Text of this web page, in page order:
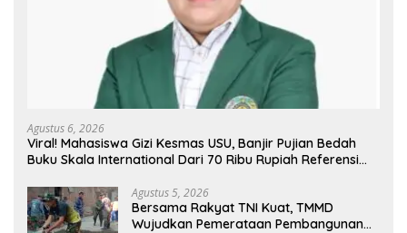
Agustus 6, 2026
Viral! Mahasiswa Gizi Kesmas USU, Banjir Pujian Bedah
Buku Skala International Dari 70 Ribu Rupiah Referensi
Agustus 5, 2026
Bersama Rakyat TNI Kuat, TMMD
Wujudkan Pemerataan Pembangunan